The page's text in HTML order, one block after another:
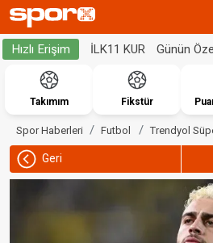
Hızlı Erişim İLK11 KUR Günün
Takımım Fikstür
Spor Haberleri Futbol Trendyol
Geri